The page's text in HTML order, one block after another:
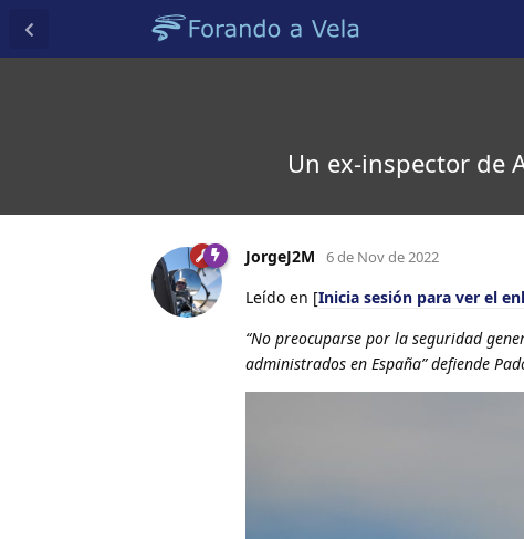
Un ex-inspector de
JorgeJ2M 6 de Nov de 2022
Leído en [Inicia sesión para ver el
“No preocuparse por la seguridad
administrados en España” defiende